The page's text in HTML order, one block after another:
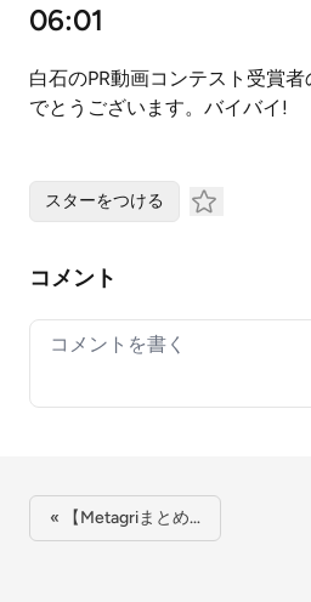
06:01
白石のPR動画コンテスト受賞
でとうございます。バイバイ!
スターをつける
コメント
Your comment
« 【Metagriまとめ…